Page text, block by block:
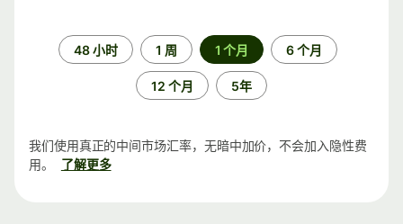
48 小时 1 周 1 个月 6 个月
12 个月 5年
我们使用真正的中间市场汇率，无暗中加价，不会加入隐性费
用。
了解更多